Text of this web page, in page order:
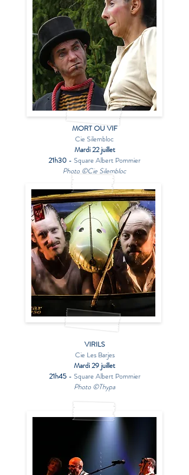
MORT OU VIF
Cie Silembloc
Mardi 22 juillet
21h30 - Square Albert Pommier
Photo ©Cie Silembloc
VIRILS
Cie Les Barjes
Mardi 29 juillet
21h45- Square Albert Pommier
Photo ©Thypa